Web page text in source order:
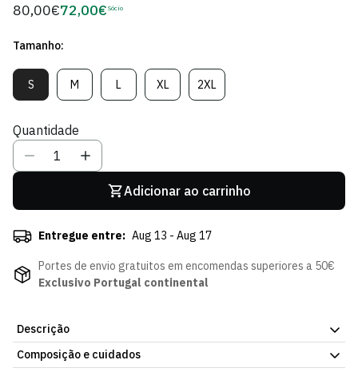
Preço
80,00€ Preço
Sócio
72,00€ Sócio
Tamanho:
SVariante
Esgotada
Indisponível
MVariante
Esgotada
Indisponível
LVariante
Esgotada
XLVariante
Esgotada
2XLVariante
Esgotada
Quantidade
Adicionar ao carrinho
Entregue entre: Aug 13 - Aug 17
Portes de envio gratuitos em encomendas superiores a 50€
Exclusivo Portugal continental
Descrição
Hoodie Mint Foam. Pensado para o frio, sem abdicar do estilo.
Composição e cuidados